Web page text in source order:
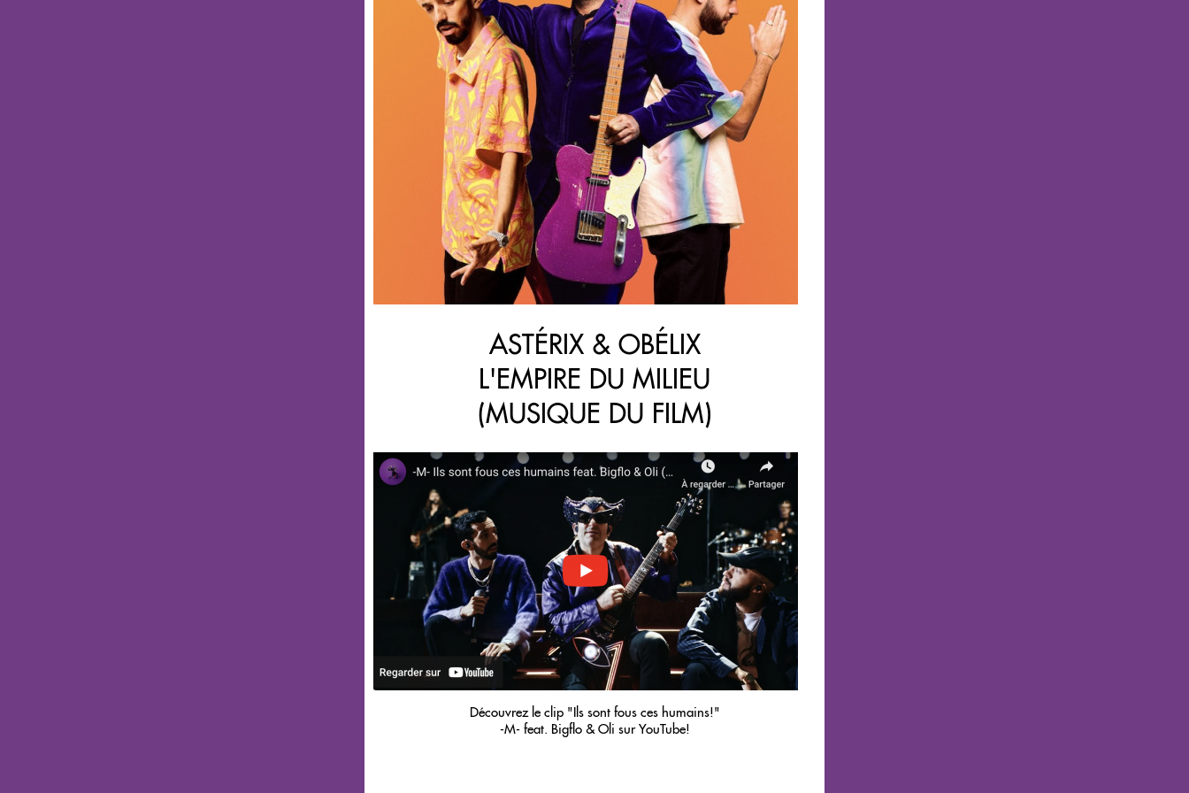
ASTÉRIX & OBÉLIX
L'EMPIRE DU MILIEU
(MUSIQUE DU FILM)
Découvrez le clip "Ils sont fous ces humains!"
-M- feat. Bigflo & Oli sur YouTube!